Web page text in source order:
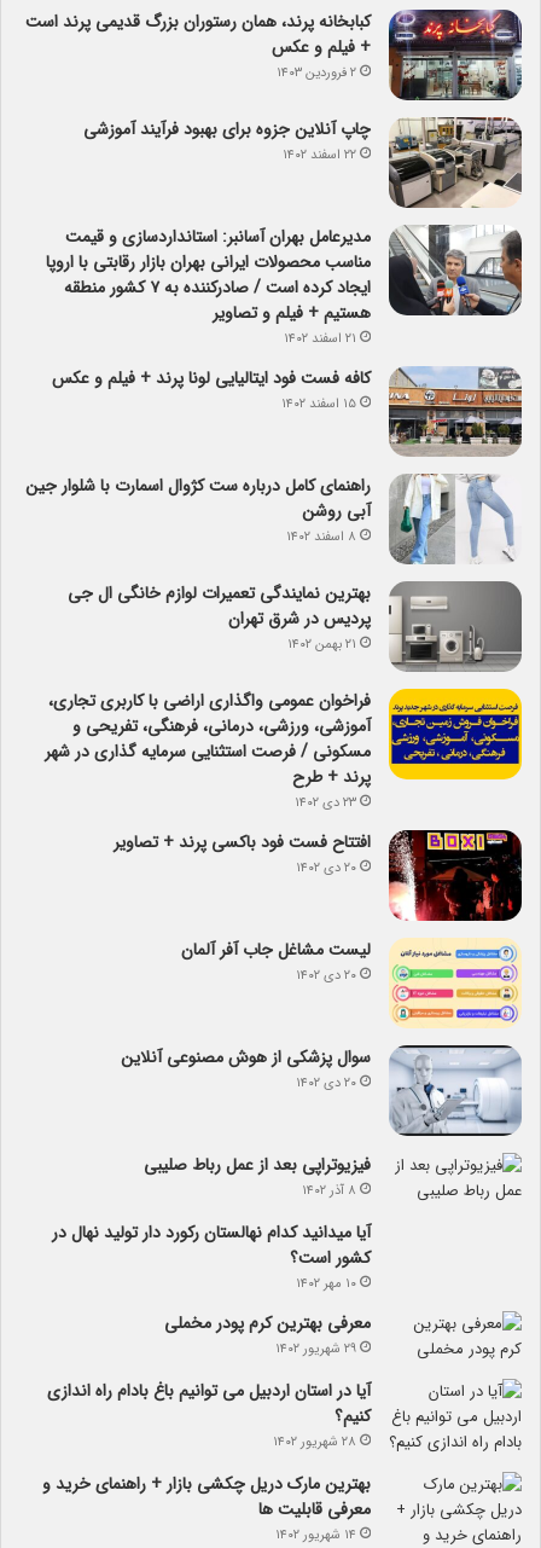
کبابخانه پرند، همان رستوران بزرگ قدیمی پرند است
+ فیلم و عکس
۲ فروردین ۱۴۰۳
چاپ آنلاین جزوه برای بهبود فرآیند آموزشی
۲۲ اسفند ۱۴۰۲
مدیرعامل بهران آسانبر: استانداردسازی و قیمت
مناسب محصولات ایرانی بهران بازار رقابتی با اروپا
ایجاد کرده است / صادرکننده به ۷ کشور منطقه
هستیم + فیلم و تصاویر
۲۱ اسفند ۱۴۰۲
کافه فست فود ایتالیایی لونا پرند + فیلم و عکس
۱۵ اسفند ۱۴۰۲
راهنمای کامل درباره ست کژوال اسمارت با شلوار جین
آبی روشن
۸ اسفند ۱۴۰۲
بهترین نمایندگی تعمیرات لوازم خانگی ال جی
پردیس در شرق تهران
۲۱ بهمن ۱۴۰۲
فراخوان عمومی واگذاری اراضی با کاربری تجاری،
آموزشی، ورزشی، درمانی، فرهنگی، تفریحی و
مسکونی / فرصت استثنایی سرمایه گذاری در شهر
پرند + طرح
۲۳ دی ۱۴۰۲
افتتاح فست فود باکسی پرند + تصاویر
۲۰ دی ۱۴۰۲
لیست مشاغل جاب آفر آلمان
۲۰ دی ۱۴۰۲
سوال پزشکی از هوش مصنوعی آنلاین
۲۰ دی ۱۴۰۲
فیزیوتراپی بعد از عمل رباط صلیبی
۸ آذر ۱۴۰۲
آیا می­دانید کدام نهالستان رکورد دار تولید نهال­ در
کشور است؟
۱۰ مهر ۱۴۰۲
معرفی بهترین کرم پودر مخملی
۲۹ شهریور ۱۴۰۲
آیا در استان اردبیل می توانیم باغ بادام راه اندازی
کنیم؟
۲۸ شهریور ۱۴۰۲
بهترین مارک دریل چکشی بازار + راهنمای خرید و
معرفی قابلیت ها
۱۴ شهریور ۱۴۰۲